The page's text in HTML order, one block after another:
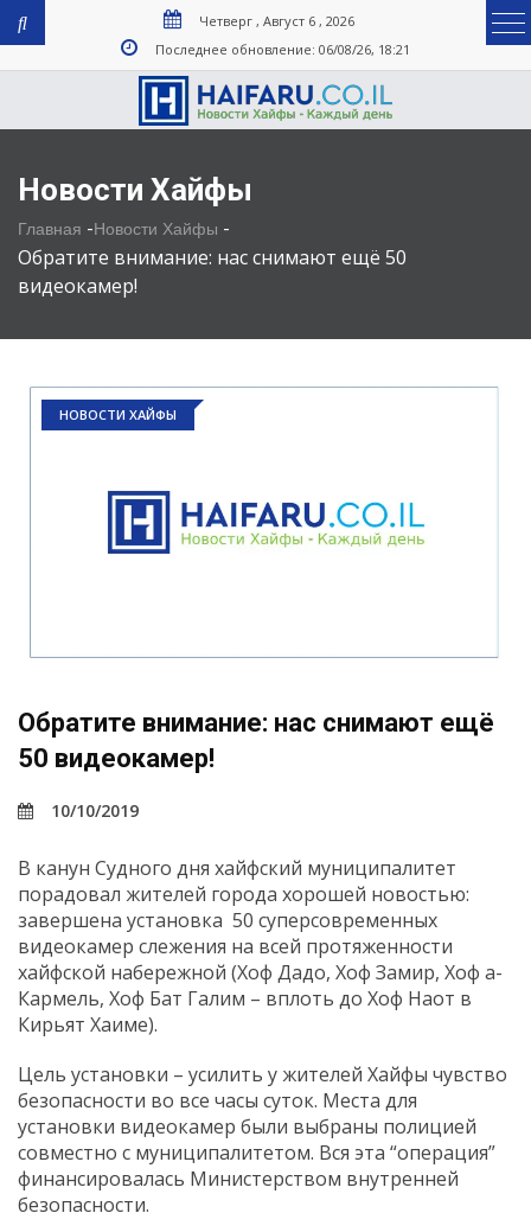
Четверг , Август 6 , 2026
Последнее обновление: 06/08/26, 18:21
Новости Хайфы
Главная -Новости Хайфы -
Обратите внимание: нас снимают ещё 50
видеокамер!
НОВОСТИ ХАЙФЫ
Обратите внимание: нас снимают ещё
50 видеокамер!
10/10/2019
В канун Судного дня хайфский муниципалитет
порадовал жителей города хорошей новостью:
завершена установка 50 cуперсовременных
видеокамер слежения на всей протяженности
хайфской набережной (Хоф Дадо, Хоф Замир, Хоф а-
Кармель, Хоф Бат Галим – вплоть до Хоф Наот в
Кирьят Хаиме).
Цель установки – усилить у жителей Хайфы чувство
безопасности во все часы суток. Места для
установки видеокамер были выбраны полицией
совместно с муниципалитетом. Вся эта “операция”
финансировалась Министерством внутренней
безопасности.